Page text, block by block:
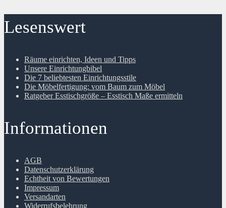
Lesenswert
Räume einrichten, Ideen und Tipps
Unsere Einrichtungbibel
Die 7 beliebtesten Einrichtungsstile
Die Möbelfertigung: vom Baum zum Möbel
Ratgeber Esstischgröße – Esstisch Maße ermitteln
Informationen
AGB
Datenschutzerklärung
Echtheit von Bewertungen
Impressum
Versandarten
Widerrufsbelehrung